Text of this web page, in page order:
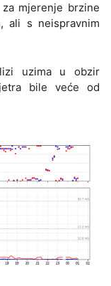
mjerenje brzine
ali s neispravnim
uzima u obzir
bile veće od